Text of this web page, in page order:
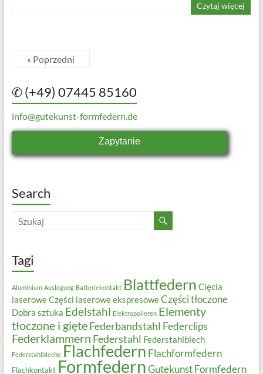
Czytaj więcej
« Poprzedni
✆ (+49) 07445 85160
info@gutekunst-formfedern.de
Zapytanie
Search
Tagi
Aluminium Auslegung Batteriekontakt Blattfedern Cięcia
laseroweCzęści laserowe ekspresoweCzęści tłoczone
Dobra sztuka Edelstahl Elektropolieren Elementy
tłoczone i gięteFederbandstahl Federclips
Federklammern Federstahl Federstahlblech
Federstahlbleche Flachfedern Flachformfedern
Flachkontakt FormfedernGutekunst Formfedern